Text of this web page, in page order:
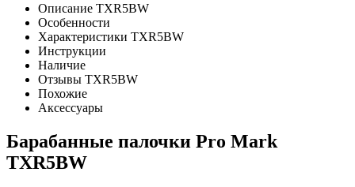
Описание TXR5BW
Особенности
Характеристики TXR5BW
Инструкции
Наличие
Отзывы TXR5BW
Похожие
Аксессуары
Барабанные палочки Pro Mark
TXR5BW